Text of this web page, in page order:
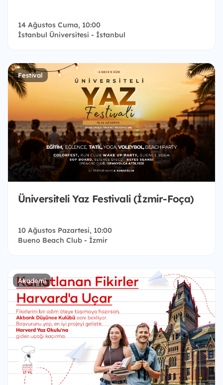
14 Ağustos Cuma, 10:00
İstanbul Üniversitesi - İstanbul
Festival
Üniversiteli Yaz Festivali (İzmir-Foça)
10 Ağustos Pazartesi, 10:00
Bueno Beach Club - İzmir
Akademi